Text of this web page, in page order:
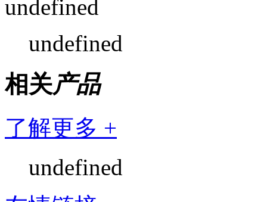
undefined
undefined
相关产品
了解更多 +
undefined